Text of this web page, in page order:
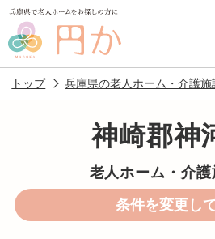
老人ホームを
円かについて
トップ 兵庫県の老人ホーム・介護施
神崎郡神
老人ホーム・介護
条件を変更し